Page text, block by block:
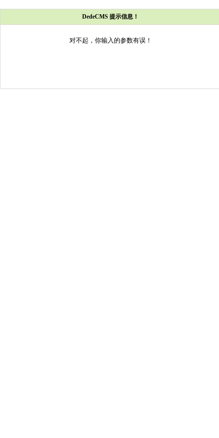
DedeCMS 提示信息！
对不起，你输入的参数有误！